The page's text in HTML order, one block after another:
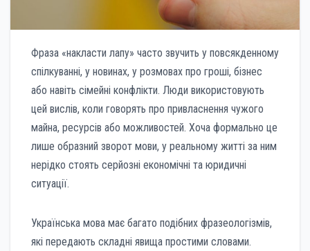
Фраза «накласти лапу» часто звучить у повсякденному
спілкуванні, у новинах, у розмовах про гроші, бізнес
або навіть сімейні конфлікти. Люди використовують
цей вислів, коли говорять про привласнення чужого
майна, ресурсів або можливостей. Хоча формально це
лише образний зворот мови, у реальному житті за ним
нерідко стоять серйозні економічні та юридичні
ситуації.
Українська мова має багато подібних фразеологізмів,
які передають складні явища простими словами.